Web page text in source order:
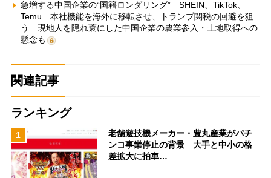
急増する中国企業の“国籍ロンダリング” SHEIN、TikTok、
Temu…本社機能を海外に移転させ、トランプ関税の回避を狙
う 現地人を隠れ蓑にした中国企業の農業参入・土地取得への
懸念も
関連記事
ランキング
1
老舗遊技機メーカー・豊丸産業がパチ
ンコ事業停止の背景 大手と中小の格
差拡大に拍車…